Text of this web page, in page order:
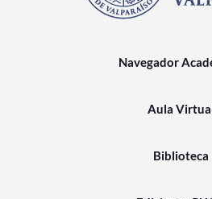
Navegador
Aula
Biblioteca